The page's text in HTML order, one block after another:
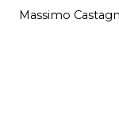
Massimo